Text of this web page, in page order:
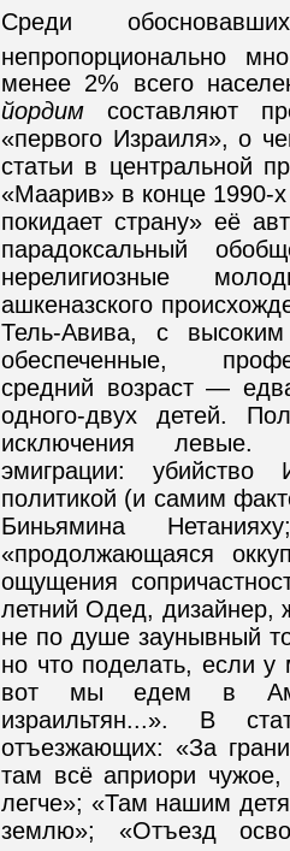
Среди
непропорционально
менее 2% всего
йордим составляют
«первого Израиля», о
статьи в центральной
«Маарив» в конце 1990-
покидает страну» её
парадоксальный
нерелигиозные
ашкеназского
Тель-Авива, с
обеспеченные,
средний возраст —
одного-двух детей.
исключения левые.
эмиграции: убийство
политикой (и самим
Биньямина
«продолжающаяся
ощущения
летний Одед, дизайнер,
не по душе заунывный
но что поделать, если
вот мы едем в
израильтян...». В
отъезжающих: «За
там всё априори чужое,
легче»; «Там нашим
землю»; «Отъезд